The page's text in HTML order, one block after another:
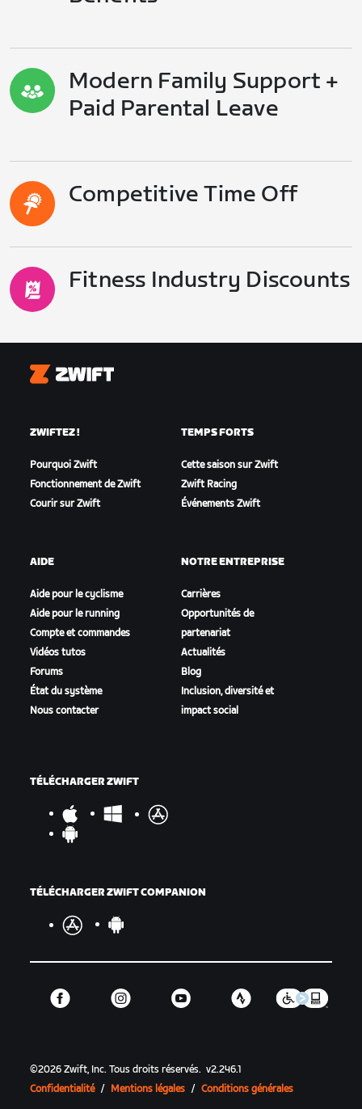
Modern Family Support +
Paid Parental Leave
Competitive Time Off
Fitness Industry Discounts
Zwift
ZWIFTEZ !
Pourquoi Zwift
Fonctionnement de Zwift
Courir sur Zwift
TEMPS FORTS
Cette saison sur Zwift
Zwift Racing
Événements Zwift
AIDE
Aide pour le cyclisme
Aide pour le running
Compte et commandes
Vidéos tutos
Forums
État du système
Nous contacter
NOTRE ENTREPRISE
Carrières
Opportunités de
partenariat
Actualités
Blog
Inclusion, diversité et
impact social
TÉLÉCHARGER ZWIFT
TÉLÉCHARGER ZWIFT COMPANION
©2026 Zwift, Inc.Tous droits réservés. v2.246.1
Confidentialité / Mentions légales / Conditions générales